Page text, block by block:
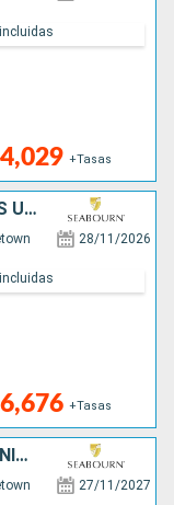
+Tasas
BARBADOS, SAN MARTÍN, ESTADOS UNIDOS, GRENADA, ANTIGUA Y BARBUDA, SAN VINCENT Y LAS GRANADINAS, SANTA LUCIA, REINO UNIDO
28/11/2026
+Tasas
BARBADOS, SANTA LUCIA, REINO UNIDO, ANTIGUA Y BARBUDA, SAN MARTÍN, ESTADOS UNIDOS, SAN VINCENT Y LAS GRANADINAS, GRENADA
27/11/2027